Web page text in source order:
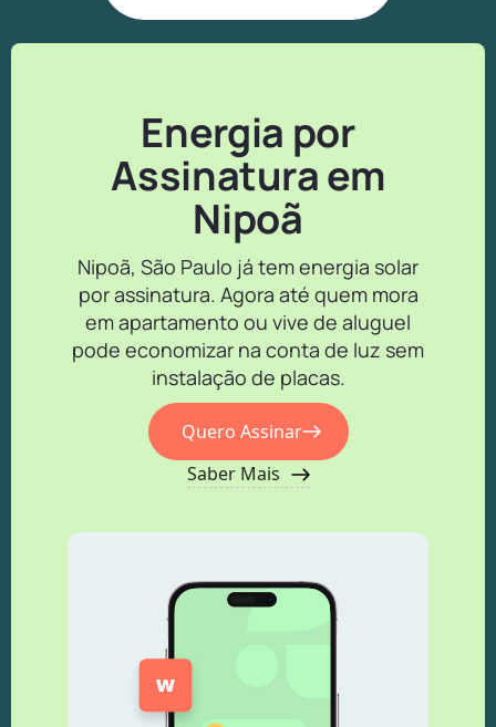
Energia por
Assinatura em
Nipoã
Nipoã, São Paulo já tem energia solar
por assinatura. Agora até quem mora
em apartamento ou vive de aluguel
pode economizar na conta de luz sem
instalação de placas.
Quero Assinar
Saber Mais